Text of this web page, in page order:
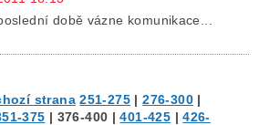
době vázne komunikace...
strana 251-275 |276-300|
375 | 376-400 |401-425 |426-